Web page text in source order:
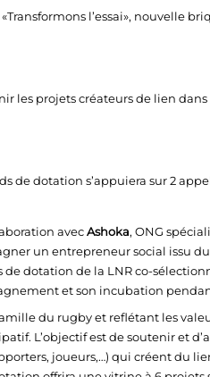
l’essai», nouvelle
les projets créateurs de lien
de dotation s’appuiera sur 2
avecAshoka, ONG
un entrepreneur social issu
dotation de la LNR co-
et son incubation
du rugby et reflétant les
L’objectif est de soutenir et
joueurs,…) qui créent du